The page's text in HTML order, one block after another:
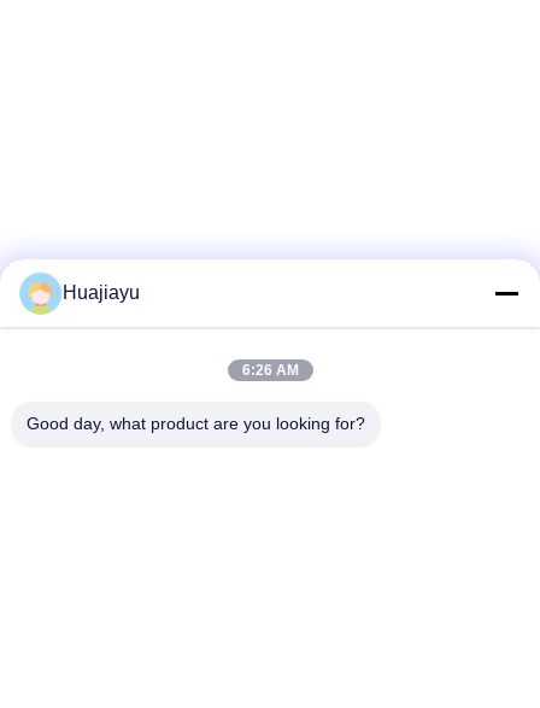
Huajiayu
6:26 AM
Good day, what product are you looking for?